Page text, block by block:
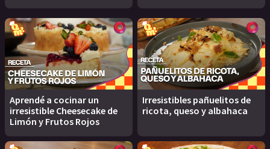
Aprendé a cocinar un
irresistible Cheesecake de
Limón y Frutos Rojos
Irresistibles pañuelitos de
ricota, queso y albahaca